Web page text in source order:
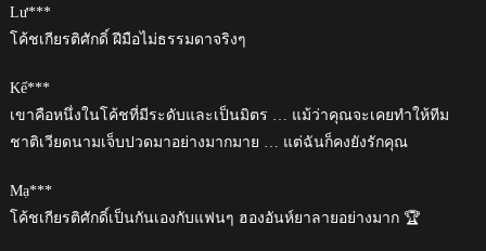
Lư***
โค้ชเกียรติศักดิ์ ฝีมือไม่ธรรมดาจริงๆ
Kế***
เขาคือหนึ่งในโค้ชที่มีระดับและเป็นมิตร … แม้ว่าคุณจะเคยทำให้ทีม
ชาติเวียดนามเจ็บปวดมาอย่างมากมาย … แต่ฉันก็คงยังรักคุณ
Mạ***
โค้ชเกียรติศักดิ์เป็นกันเองกับแฟนๆ ฮองอันห์ยาลายอย่างมาก 🏆